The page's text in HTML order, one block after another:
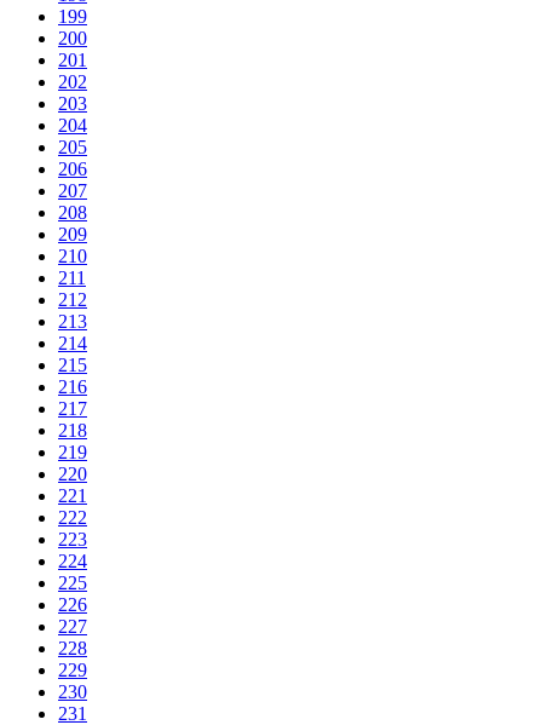
199
200
201
202
203
204
205
206
207
208
209
210
211
212
213
214
215
216
217
218
219
220
221
222
223
224
225
226
227
228
229
230
231